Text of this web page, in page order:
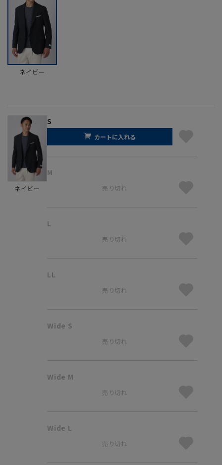
ネイビー
ネイビー
S
カートに入れる
M
売り切れ
L
売り切れ
LL
売り切れ
Wide S
売り切れ
Wide M
売り切れ
Wide L
売り切れ